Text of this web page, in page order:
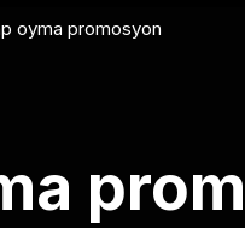
oyma promosyon